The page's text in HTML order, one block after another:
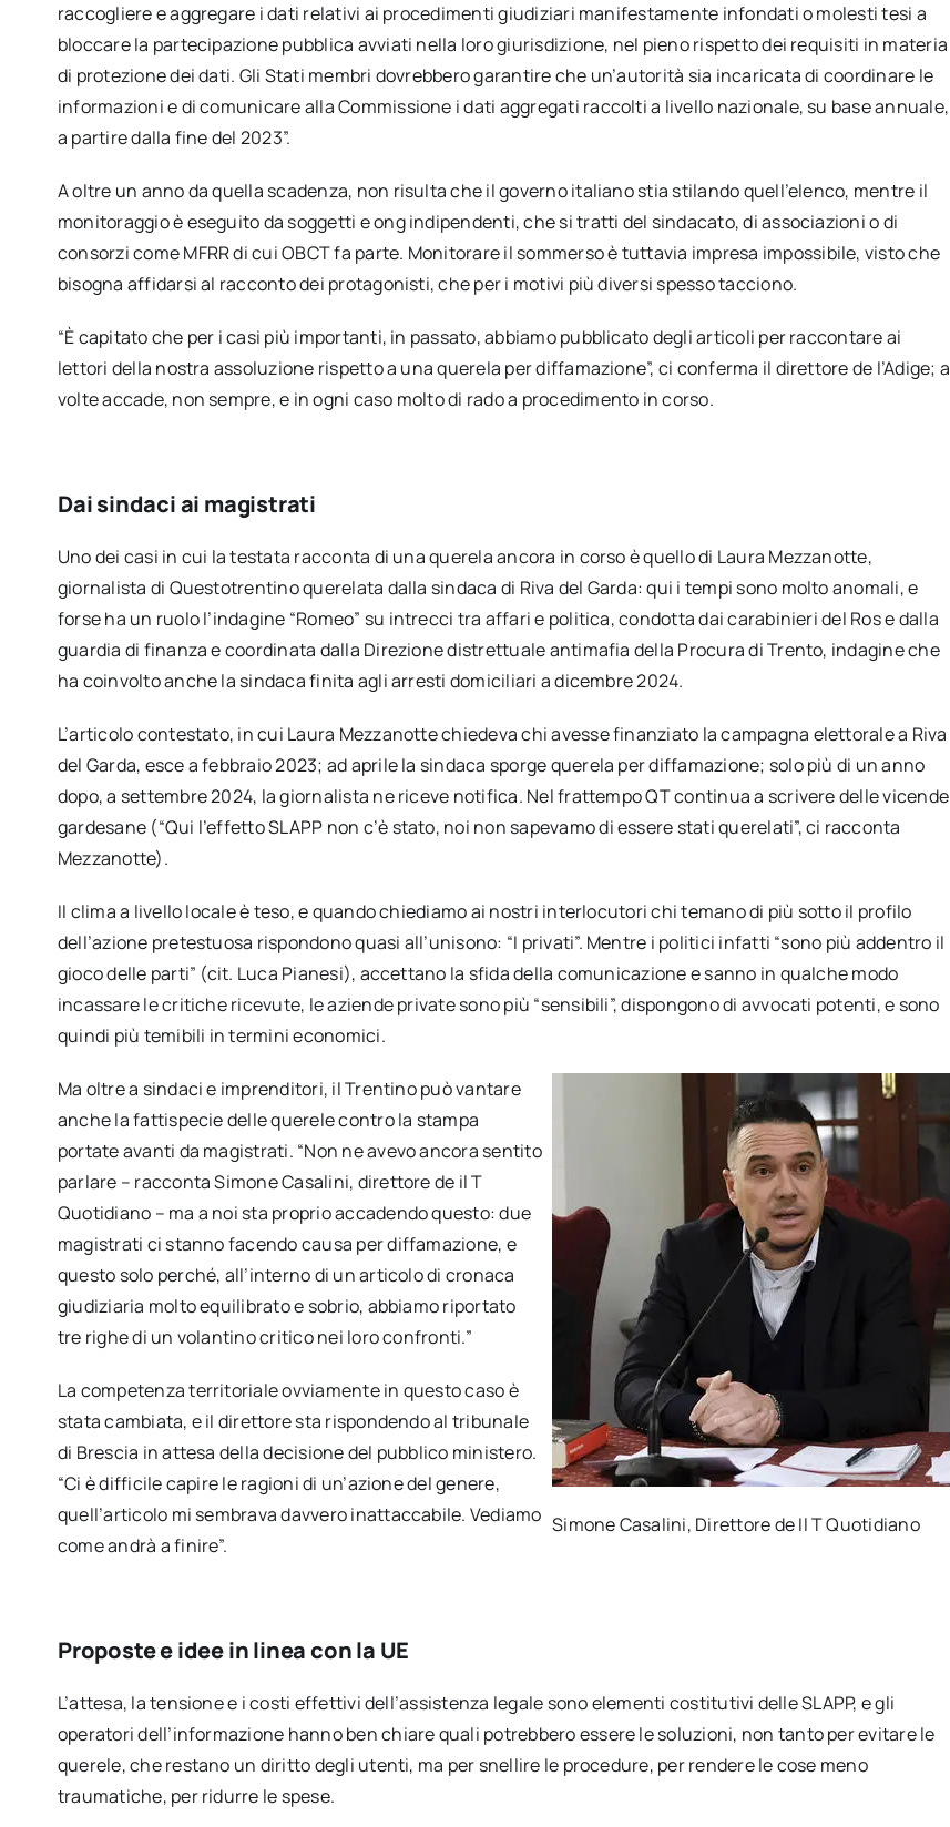
raccogliere e aggregare i dati relativi ai procedimenti giudiziari manifestamente infondati o molesti tesi a
bloccare la partecipazione pubblica avviati nella loro giurisdizione, nel pieno rispetto dei requisiti in materia
di protezione dei dati. Gli Stati membri dovrebbero garantire che un’autorità sia incaricata di coordinare le
informazioni e di comunicare alla Commissione i dati aggregati raccolti a livello nazionale, su base annuale,
a partire dalla fine del 2023”.
A oltre un anno da quella scadenza, non risulta che il governo italiano stia stilando quell’elenco, mentre il
monitoraggio è eseguito da soggetti e ong indipendenti, che si tratti del sindacato, di associazioni o di
consorzi come MFRR di cui OBCT fa parte. Monitorare il sommerso è tuttavia impresa impossibile, visto che
bisogna affidarsi al racconto dei protagonisti, che per i motivi più diversi spesso tacciono.
“È capitato che per i casi più importanti, in passato, abbiamo pubblicato degli articoli per raccontare ai
lettori della nostra assoluzione rispetto a una querela per diffamazione”, ci conferma il direttore de l’Adige; a
volte accade, non sempre, e in ogni caso molto di rado a procedimento in corso.
Dai sindaci ai magistrati
Uno dei casi in cui la testata racconta di una querela ancora in corso è quello di Laura Mezzanotte,
giornalista di Questotrentino querelata dalla sindaca di Riva del Garda: qui i tempi sono molto anomali, e
forse ha un ruolo l’indagine “Romeo” su intrecci tra affari e politica, condotta dai carabinieri del Ros e dalla
guardia di finanza e coordinata dalla Direzione distrettuale antimafia della Procura di Trento, indagine che
ha coinvolto anche la sindaca finita agli arresti domiciliari a dicembre 2024.
L’articolo contestato, in cui Laura Mezzanotte chiedeva chi avesse finanziato la campagna elettorale a Riva
del Garda, esce a febbraio 2023; ad aprile la sindaca sporge querela per diffamazione; solo più di un anno
dopo, a settembre 2024, la giornalista ne riceve notifica. Nel frattempo QT continua a scrivere delle vicende
gardesane (“Qui l’effetto SLAPP non c’è stato, noi non sapevamo di essere stati querelati”, ci racconta
Mezzanotte).
Il clima a livello locale è teso, e quando chiediamo ai nostri interlocutori chi temano di più sotto il profilo
dell’azione pretestuosa rispondono quasi all’unisono: “I privati”. Mentre i politici infatti “sono più addentro il
gioco delle parti” (cit. Luca Pianesi), accettano la sfida della comunicazione e sanno in qualche modo
incassare le critiche ricevute, le aziende private sono più “sensibili”, dispongono di avvocati potenti, e sono
quindi più temibili in termini economici.
Simone Casalini, Direttore de Il T Quotidiano
Ma oltre a sindaci e imprenditori, il Trentino può vantare
anche la fattispecie delle querele contro la stampa
portate avanti da magistrati. “Non ne avevo ancora sentito
parlare – racconta Simone Casalini, direttore de il T
Quotidiano – ma a noi sta proprio accadendo questo: due
magistrati ci stanno facendo causa per diffamazione, e
questo solo perché, all’interno di un articolo di cronaca
giudiziaria molto equilibrato e sobrio, abbiamo riportato
tre righe di un volantino critico nei loro confronti.”
La competenza territoriale ovviamente in questo caso è
stata cambiata, e il direttore sta rispondendo al tribunale
di Brescia in attesa della decisione del pubblico ministero.
“Ci è difficile capire le ragioni di un’azione del genere,
quell’articolo mi sembrava davvero inattaccabile. Vediamo
come andrà a finire”.
Proposte e idee in linea con la UE
L’attesa, la tensione e i costi effettivi dell’assistenza legale sono elementi costitutivi delle SLAPP, e gli
operatori dell’informazione hanno ben chiare quali potrebbero essere le soluzioni, non tanto per evitare le
querele, che restano un diritto degli utenti, ma per snellire le procedure, per rendere le cose meno
traumatiche, per ridurre le spese.